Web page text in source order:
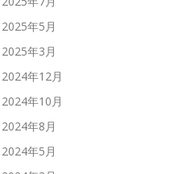
2025年5月
2025年3月
2024年12月
2024年10月
2024年8月
2024年5月